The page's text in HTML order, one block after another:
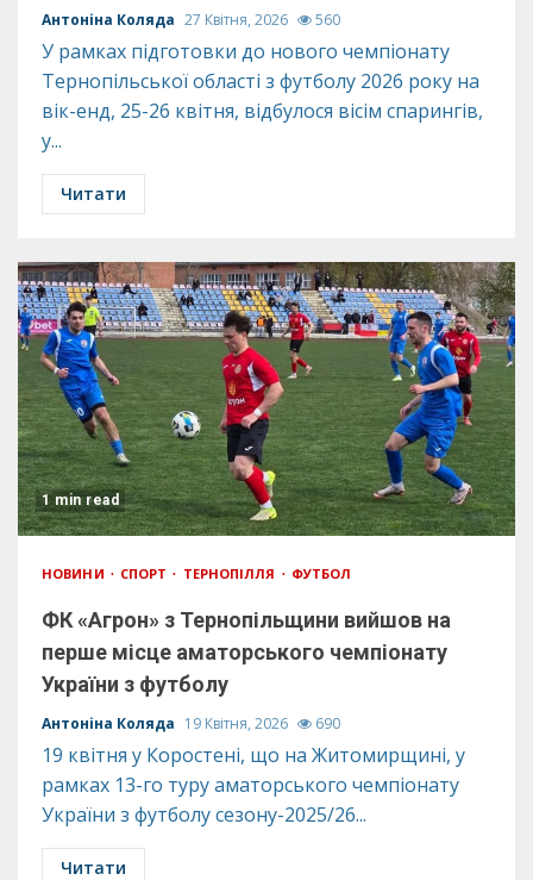
Антоніна Коляда 27 Квітня, 2026 560
У рамках підготовки до нового чемпіонату
Тернопільської області з футболу 2026 року на
вік-енд, 25-26 квітня, відбулося вісім спарингів,
у...
Читати
1 min read
НОВИНИ СПОРТ ТЕРНОПІЛЛЯ ФУТБОЛ
ФК «Агрон» з Тернопільщини вийшов на
перше місце аматорського чемпіонату
України з футболу
Антоніна Коляда 19 Квітня, 2026 690
19 квітня у Коростені, що на Житомирщині, у
рамках 13-го туру аматорського чемпіонату
України з футболу сезону-2025/26...
Читати